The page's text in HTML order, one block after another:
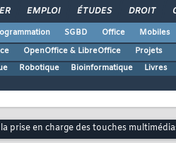
EMPLOI ÉTUDES DROIT
SGBD Office Mobiles
OpenOffice & LibreOffice
Projets
Robotique Bioinformatique Livres
prise en charge des touches